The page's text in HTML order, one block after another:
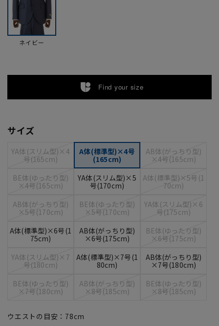
ネイビー
Find your size
サイズ
YA体(スリム型)×4
号(165cm)
A体(標準型)×4号
(165cm)
AB体(がっちり型)
×4号(165cm)
BE体(ゆったり型)
×4号(165cm)
YA体(スリム型)×5
号(170cm)
A体(標準型)×5号(1
70cm)
AB体(がっちり型)
×5号(170cm)
BE体(ゆったり型)
×5号(170cm)
YA体(スリム型)×6
号(175cm)
A体(標準型)×6号(1
75cm)
AB体(がっちり型)
×6号(175cm)
BE体(ゆったり型)
×6号(175cm)
YA体(スリム型)×7
号(180cm)
A体(標準型)×7号(1
80cm)
AB体(がっちり型)
×7号(180cm)
BE体(ゆったり型)
×7号(180cm)
AB体(がっちり型)
×8号(185cm)
BE体(ゆったり型)
×8号(185cm)
ウエストの目安： 78cm